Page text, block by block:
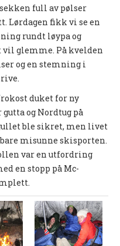
full av pølser
Lørdagen fikk vi se en
rundt løypa og
vil glemme. På kvelden
og en stemning i
duket for ny
og Nordtug på
ble sikret, men livet
misunne skisporten.
var en utfordring
en stopp på Mc-